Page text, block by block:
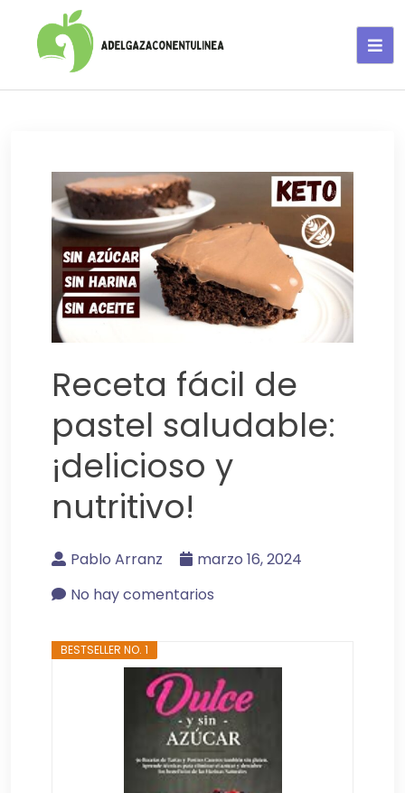
Receta fácil de
pastel saludable:
¡delicioso y
nutritivo!
Pablo Arranz
marzo 16, 2024
No hay comentarios
BESTSELLER NO. 1